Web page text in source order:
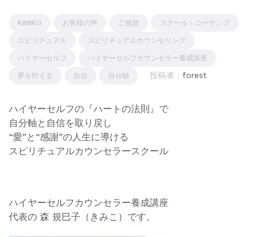
KIMIKO お客様の声 ご感想 スクール・コーチング
スピリチュアル スピリチュアルカウンセリング
ハイヤーセルフ ハイヤーセルフカウンセラー養成講座
夢を叶える 自信 自分軸 投稿者 : forest
ハイヤーセルフの『ハートの法則』で
自分軸と自信を取り戻し
“愛”と“感謝”の人生に導ける
スピリチュアルカウンセラースクール
ハイヤーセルフカウンセラー養成講座
代表の 森 規巳子（きみこ）です。